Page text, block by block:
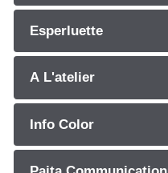
Esperluette
A L'atelier
Info Color